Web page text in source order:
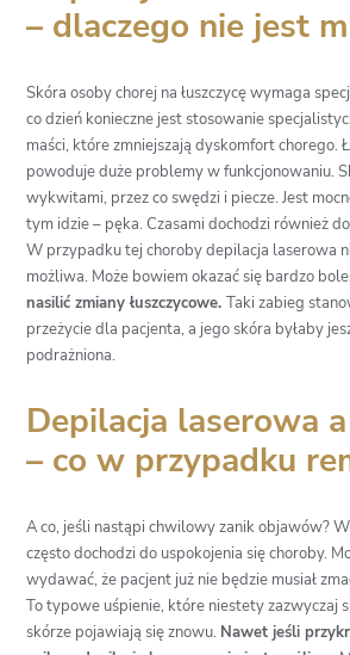
– dlaczego nie jest
Skóra osoby chorej na łuszczycę wymaga
co dzień konieczne jest stosowanie
maści, które zmniejszają dyskomfort chorego.
powoduje duże problemy w funkcjonowaniu.
wykwitami, przez co swędzi i piecze. Jest
tym idzie – pęka. Czasami dochodzi również
W przypadku tej choroby depilacja laserowa
możliwa. Może bowiem okazać się bardzo
nasilić zmiany łuszczycowe.Taki zabieg
przeżycie dla pacjenta, a jego skóra byłaby
podrażniona.
Depilacja laserowa a
– co w przypadku
A co, jeśli nastąpi chwilowy zanik objawów?
często dochodzi do uspokojenia się choroby.
wydawać, że pacjent już nie będzie musiał
To typowe uśpienie, które niestety zazwyczaj
skórze pojawiają się znowu. Nawet jeśli